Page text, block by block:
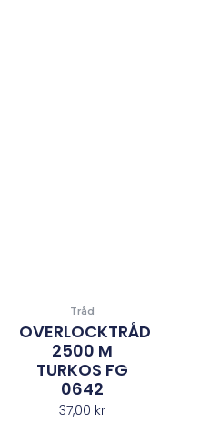
Tråd
OVERLOCKTRÅD
2500 M
TURKOS FG
0642
37,00 kr